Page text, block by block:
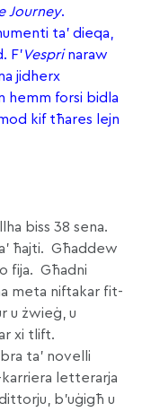
Journey.
ta’ dieqa,
F’Vesprinaraw
jidherx
hemm forsi bidla
kif tħares lejn
biss 38 sena.
ħajti. Għaddew
fija. Għadni
meta niftakar fit-
u żwieġ, u
xi tlift.
ta’ novelli
letterarja
b’uġigħ u